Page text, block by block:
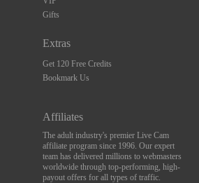
Gifts
Extras
Get 120 Free Credits
Bookmark Us
Affiliates
The adult industry's premier Live Cam
affiliate program since 1996. Our expert
team has delivered millions to webmasters
worldwide through top-performing, high-
payout offers for all types of traffic.